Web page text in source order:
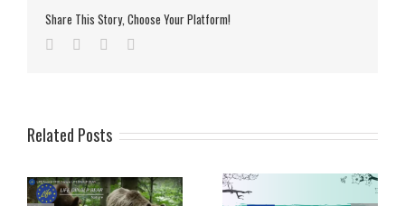
Share This Story, Choose Your Platform!
Related Posts